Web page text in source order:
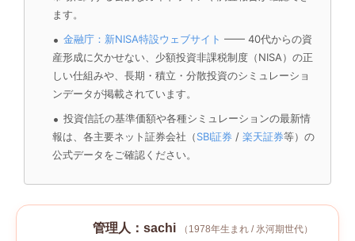
ます。
金融庁：新NISA特設ウェブサイト —— 40代からの資
産形成に欠かせない、少額投資非課税制度（NISA）の正
しい仕組みや、長期・積立・分散投資のシミュレーショ
ンデータが掲載されています。
投資信託の基準価額や各種シミュレーションの最新情
報は、各主要ネット証券会社（SBI証券 / 楽天証券等）の
公式データをご確認ください。
管理人：sachi
（1978年生まれ / 氷河期世代）